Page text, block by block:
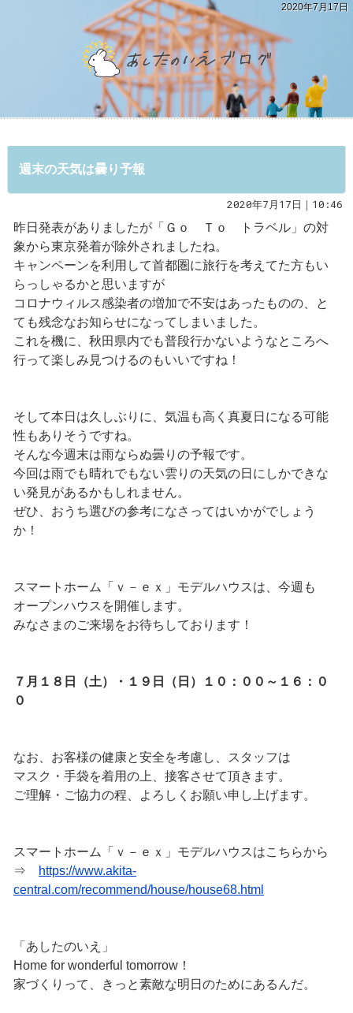
2020年7月17日
週末の天気は曇り予報
2020年7月17日｜10:46
昨日発表がありましたが「Ｇｏ Ｔｏ トラベル」の対
象から東京発着が除外されましたね。
キャンペーンを利用して首都圏に旅行を考えてた方もい
らっしゃるかと思いますが
コロナウィルス感染者の増加で不安はあったものの、と
ても残念なお知らせになってしまいました。
これを機に、秋田県内でも普段行かないようなところへ
行って楽しみ見つけるのもいいですね！
そして本日は久しぶりに、気温も高く真夏日になる可能
性もありそうですね。
そんな今週末は雨ならぬ曇りの予報です。
今回は雨でも晴れでもない雲りの天気の日にしかできな
い発見があるかもしれません。
ぜひ、おうち選びの参考になさってはいかがでしょう
か！
スマートホーム「ｖ－ｅｘ」モデルハウスは、今週も
オープンハウスを開催します。
みなさまのご来場をお待ちしております！
７月１８日（土）・１９日（日）１０：００～１６：０
０
なお、お客様の健康と安全を考慮し、スタッフは
マスク・手袋を着用の上、接客させて頂きます。
ご理解・ご協力の程、よろしくお願い申し上げます。
スマートホーム「ｖ－ｅｘ」モデルハウスはこちらから
⇒
https://www.akita-
central.com/recommend/house/house68.html
「あしたのいえ」
Home for wonderful tomorrow！
家づくりって、きっと素敵な明日のためにあるんだ。